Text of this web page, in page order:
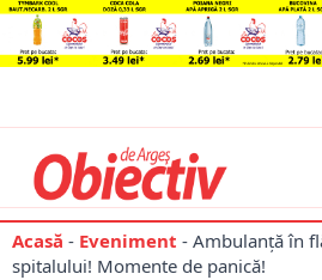
Acasă - Eveniment - Ambulanță în
spitalului! Momente de panică!